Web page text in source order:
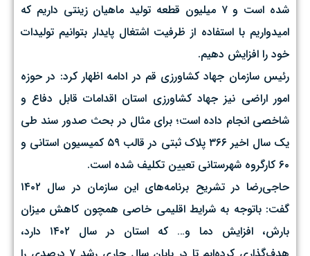
شده است و ۷ میلیون قطعه تولید ماهیان زینتی داریم که
امیدواریم با استفاده از ظرفیت اشتغال پایدار بتوانیم تولیدات
خود را افزایش دهیم.
رئیس سازمان جهاد کشاورزی قم در ادامه اظهار کرد: در حوزه
امور اراضی نیز جهاد کشاورزی استان اقدامات قابل دفاع و
شاخصی انجام داده است؛ برای مثال در بحث صدور سند طی
یک سال اخیر ۳۶۶ پلاک ثبتی در قالب ۵۹ کمیسیون استانی و
۶۰ کارگروه شهرستانی تعیین تکلیف شده است.
حاجی‌رضا در تشریح برنامه‌های این سازمان در سال ۱۴۰۲
گفت: باتوجه به شرایط اقلیمی خاصی همچون کاهش میزان
بارش، افزایش دما و… که استان در سال ۱۴۰۲ دارد،